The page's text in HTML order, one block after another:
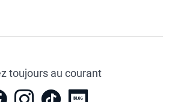
toujours au courant